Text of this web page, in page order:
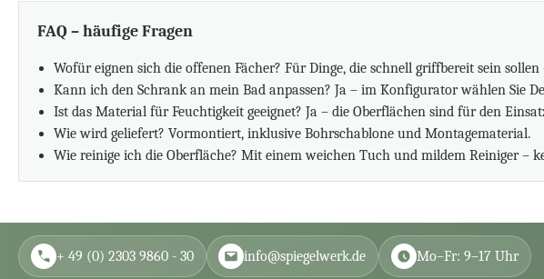
FAQ – häufige Fragen
Wofür eignen sich die offenen Fächer? Für Dinge, die schnell griffbereit sein
Kann ich den Schrank an mein Bad anpassen? Ja – im Konfigurator wählen Sie
Ist das Material für Feuchtigkeit geeignet? Ja – die Oberflächen sind für den
Wie wird geliefert? Vormontiert, inklusive Bohrschablone und Montagematerial.
Wie reinige ich die Oberfläche? Mit einem weichen Tuch und mildem Reiniger –
+ 49 (0) 2303 9860 - 30 info@spiegelwerk.de Mo–Fr: 9–17 Uhr